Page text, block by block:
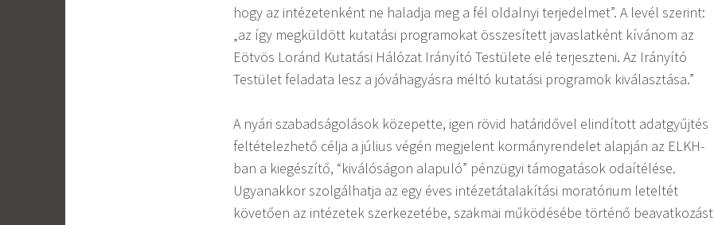
hogy az intézetenként ne haladja meg a fél oldalnyi terjedelmet”. A levél szerint:
„az így megküldött kutatási programokat összesített javaslatként kívánom az
Eötvös Loránd Kutatási Hálózat Irányító Testülete elé terjeszteni. Az Irányító
Testület feladata lesz a jóváhagyásra méltó kutatási programok kiválasztása.”
A nyári szabadságolások közepette, igen rövid határidővel elindított adatgyűjtés
feltételezhető célja a július végén megjelent kormányrendelet alapján az ELKH-
ban a kiegészítő, “kiválóságon alapuló” pénzügyi támogatások odaítélése.
Ugyanakkor szolgálhatja az egy éves intézetátalakítási moratórium leteltét
követően az intézetek szerkezetébe, szakmai működésébe történő beavatkozást